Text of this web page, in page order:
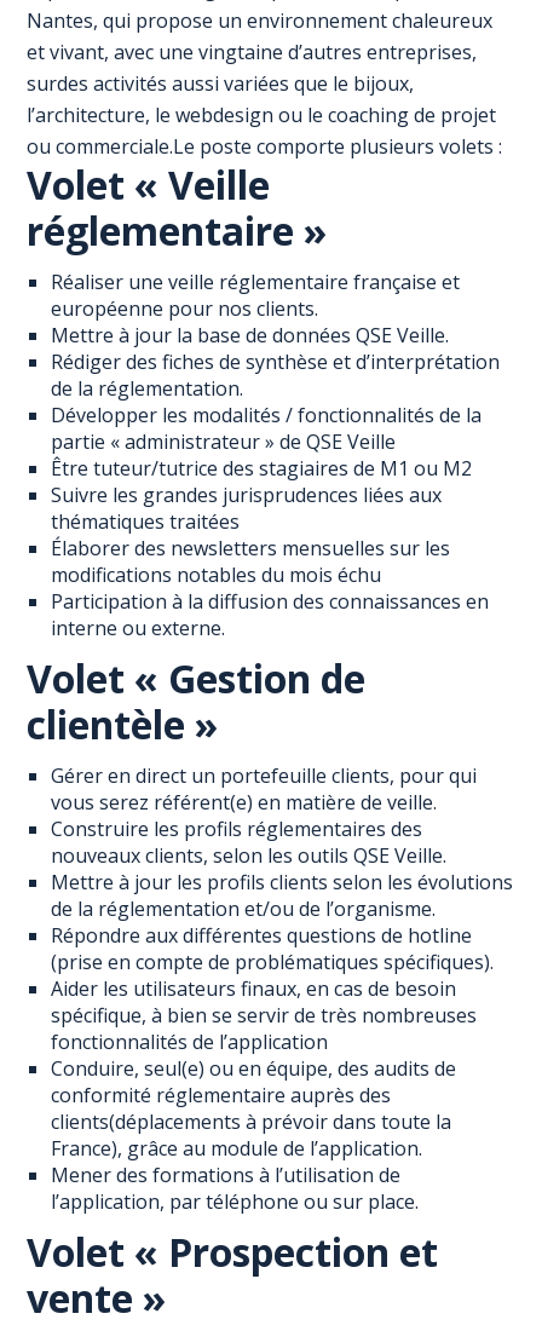
Nantes, qui propose un environnement chaleureux
et vivant, avec une vingtaine d’autres entreprises,
surdes activités aussi variées que le bijoux,
l’architecture, le webdesign ou le coaching de projet
ou commerciale.Le poste comporte plusieurs volets :
Volet « Veille
réglementaire »
Réaliser une veille réglementaire française et
européenne pour nos clients.
Mettre à jour la base de données QSE Veille.
Rédiger des fiches de synthèse et d’interprétation
de la réglementation.
Développer les modalités / fonctionnalités de la
partie « administrateur » de QSE Veille
Être tuteur/tutrice des stagiaires de M1 ou M2
Suivre les grandes jurisprudences liées aux
thématiques traitées
Élaborer des newsletters mensuelles sur les
modifications notables du mois échu
Participation à la diffusion des connaissances en
interne ou externe.
Volet « Gestion de
clientèle »
Gérer en direct un portefeuille clients, pour qui
vous serez référent(e) en matière de veille.
Construire les profils réglementaires des
nouveaux clients, selon les outils QSE Veille.
Mettre à jour les profils clients selon les évolutions
de la réglementation et/ou de l’organisme.
Répondre aux différentes questions de hotline
(prise en compte de problématiques spécifiques).
Aider les utilisateurs finaux, en cas de besoin
spécifique, à bien se servir de très nombreuses
fonctionnalités de l’application
Conduire, seul(e) ou en équipe, des audits de
conformité réglementaire auprès des
clients(déplacements à prévoir dans toute la
France), grâce au module de l’application.
Mener des formations à l’utilisation de
l’application, par téléphone ou sur place.
Volet « Prospection et
vente »